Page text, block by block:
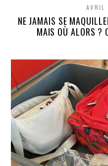
NE JAMAIS SE
MAIS OÙ ALORS ?